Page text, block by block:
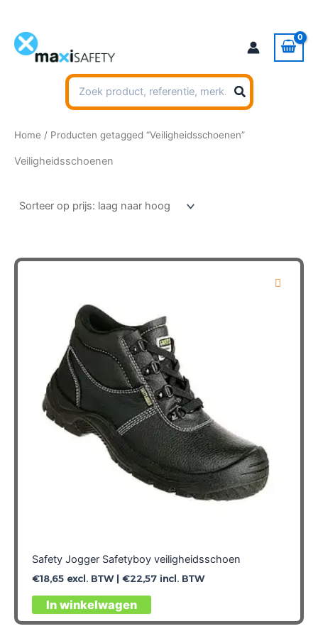
inhoud
Zoeken
naar:
Home / Producten getagged “Veiligheidsschoenen”
Veiligheidsschoenen
Safety Jogger Safetyboy veiligheidsschoen
€18,65excl. BTW | €22,57incl. BTW
In winkelwagen
Dit
product